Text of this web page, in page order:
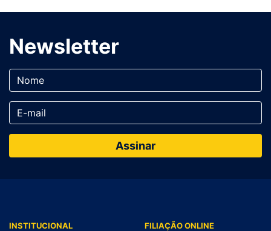
Newsletter
INSTITUCIONAL
FILIAÇÃO ONLINE